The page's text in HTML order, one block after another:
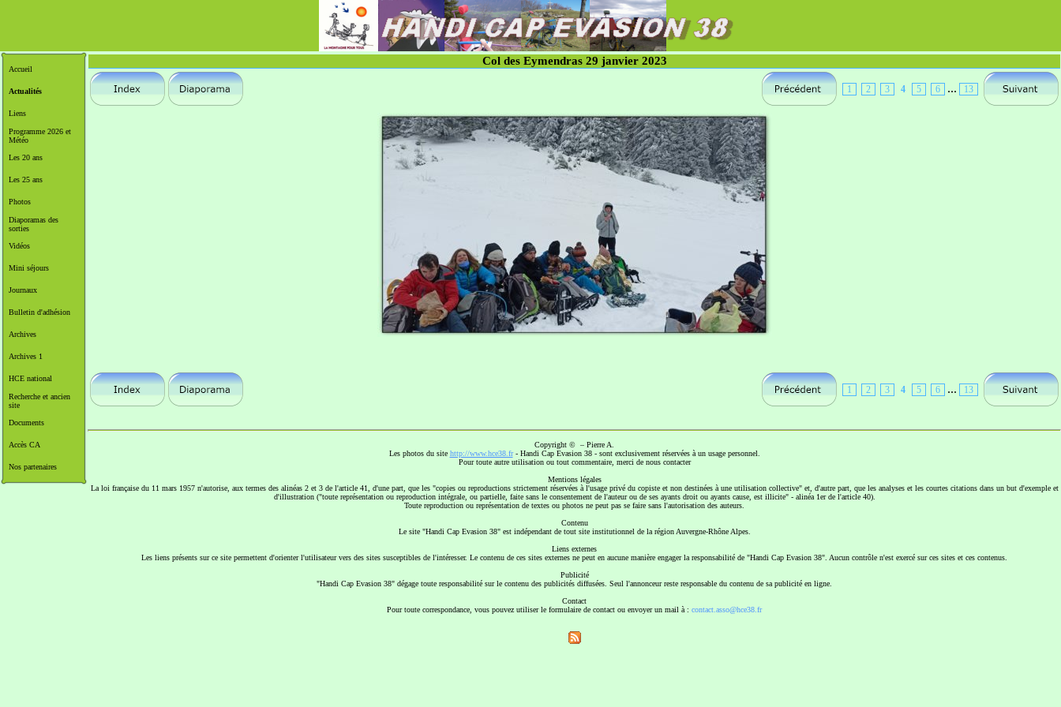
Accueil
Actualités
Liens
Programme 2026 et
Météo
Les 20 ans
Les 25 ans
Photos
Diaporamas des
sorties
Vidéos
Mini séjours
Journaux
Bulletin d'adhésion
Archives
Archives 1
HCE national
Recherche et ancien
site
Documents
Accès CA
Nos partenaires
Col des Eymendras 29 janvier 2023
1 2 3 4 5 6 ... 13
1 2 3 4 5 6 ... 13
Copyright © – Pierre A.
Les photos du site http://www.hce38.fr- Handi Cap Evasion 38 - sont exclusivement réservées à un usage personnel.
Pour toute autre utilisation ou tout commentaire, merci de nous contacter
Mentions légales
La loi française du 11 mars 1957 n'autorise, aux termes des alinéas 2 et 3 de l'article 41, d'une part, que les "copies ou reproductions strictement réservées à l'usage privé du copiste et non destinées à une utilisation collective" et, d'autre part, que les analyses et les courtes citations dans un but d'exemple et
d'illustration ("toute représentation ou reproduction intégrale, ou partielle, faite sans le consentement de l'auteur ou de ses ayants droit ou ayants cause, est illicite" - alinéa 1er de l'article 40).
Toute reproduction ou représentation de textes ou photos ne peut pas se faire sans l'autorisation des auteurs.
Contenu
Le site "Handi Cap Evasion 38" est indépendant de tout site institutionnel de la région Auvergne-Rhône Alpes.
Liens externes
Les liens présents sur ce site permettent d'orienter l'utilisateur vers des sites susceptibles de l'intéresser. Le contenu de ces sites externes ne peut en aucune manière engager la responsabilité de "Handi Cap Evasion 38". Aucun contrôle n'est exercé sur ces sites et ces contenus.
Publicité
"Handi Cap Evasion 38" dégage toute responsabilité sur le contenu des publicités diffusées. Seul l'annonceur reste responsable du contenu de sa publicité en ligne.
Contact
Pour toute correspondance, vous pouvez utiliser le formulaire de contact ou envoyer un mail à : contact.asso@hce38.fr